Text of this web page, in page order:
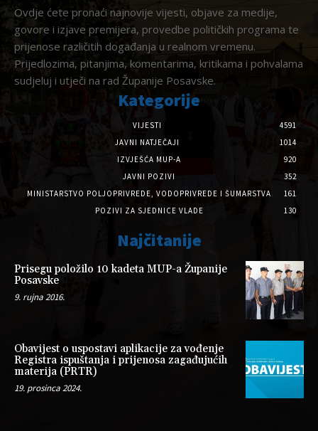
Ovdje ćete pronaći najnovije vijesti, objave za medije,
govore i izjave premijera, provedbe političkih programa te
prijenose različitih događanja u realnom vremenu.
Prijedlozima, pitanjima, komentarima, kritikama i pohvalama
sudjeluj i utječi na rad Županije Posavske.
Kategorije
VIJESTI
4591
JAVNI NATJEČAJI
1014
IZVJEŠĆA MUP-A
920
JAVNI POZIVI
352
MINISTARSTVO POLJOPRIVREDE, VODOPRIVREDE I ŠUMARSTVA
161
POZIVI ZA SJEDNICE VLADE
130
Najčitanije
Prisegu položilo 10 kadeta MUP-a Županije
Posavske
9. rujna 2016.
Obavijest o uspostavi aplikacije za vođenje
Registra ispuštanja i prijenosa zagađujućih
materija (PRTR)
19. prosinca 2024.